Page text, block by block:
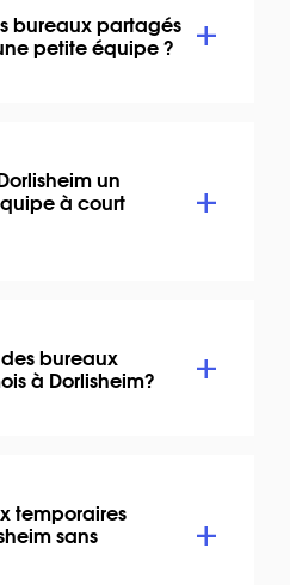
bureaux partagés
petite équipe ?
un
à court
bureaux
à Dorlisheim?
temporaires
sans